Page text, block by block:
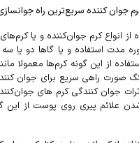
کرم جوان کننده سریع‌ترین راه
از انواع کرم‌ جوان‌‌کننده و یا کرم‌های
مدت استفاده و یا گا‌ها دو یا سه
از این گونه کرم‌ها معمولا
صورت راهی سریع برای جوان
جوان کنندگی کرم‌ های
علائم پیری روی پوست از این